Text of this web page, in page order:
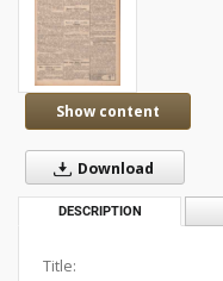
Show content
Download
DESCRIPTION
Title: